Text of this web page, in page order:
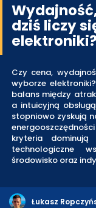
dziś liczy
elektroniki?
Czy cena,
wyborze
balans między
a intuicyjną
stopniowo zyskują
kryteria
technologiczne
środowisko oraz
Łukasz